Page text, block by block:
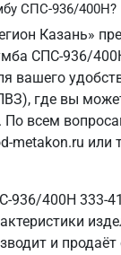
СПС-936/400Н?
Казань»
СПС-936/
вашего
где вы
По всем
metakon.ru или
936/400Н 333-
и